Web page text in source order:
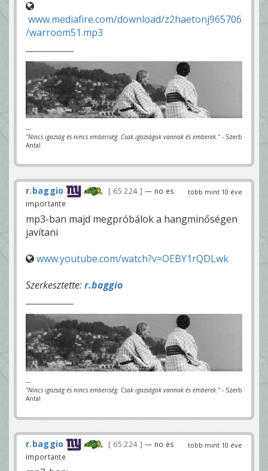
www.mediafire.com/download/z2haetonj965706
/warroom51.mp3
---
"Nincs igazság és nincs emberiség. Csak igazságok vannak és emberek." - Szerb
Antal
több mint 10 éve
r.baggio 65 224
— no es
importante
mp3-ban majd megpróbálok a hangminőségen
javítani
www.youtube.com/watch?v=OEBY1rQDLwk
Szerkesztette:r.baggio
---
"Nincs igazság és nincs emberiség. Csak igazságok vannak és emberek." - Szerb
Antal
több mint 10 éve
r.baggio 65 224
— no es
importante